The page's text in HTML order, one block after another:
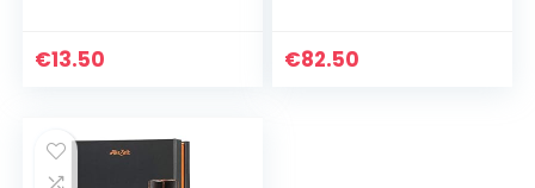
im Schwarzwald |
€13.50 €82.50